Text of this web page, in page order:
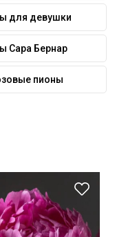
для девушки
Сара Бернар
пионы